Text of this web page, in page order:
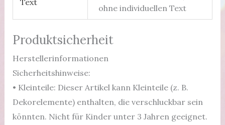
ohne individuellen Text
Produktsicherheit
Herstellerinformationen
Sicherheitshinweise:
• Kleinteile: Dieser Artikel kann Kleinteile (z. B.
Dekorelemente) enthalten, die verschluckbar sein
könnten. Nicht für Kinder unter 3 Jahren geeignet.